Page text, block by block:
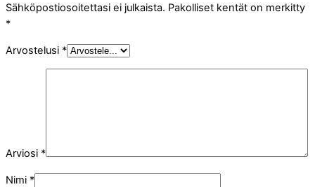
Sähköpostiosoitettasi ei julkaista. Pakolliset kentät on merkitty
*
Arvostelusi *
Arviosi *
Nimi *